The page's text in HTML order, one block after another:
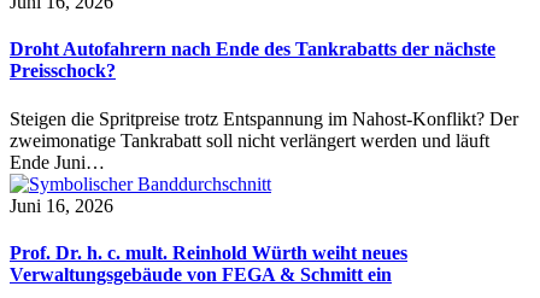
Droht Autofahrern nach Ende des Tankrabatts der nächste
Preisschock?
Steigen die Spritpreise trotz Entspannung im Nahost-Konflikt? Der
zweimonatige Tankrabatt soll nicht verlängert werden und läuft
Ende Juni…
Juni 16, 2026
Prof. Dr. h. c. mult. Reinhold Würth weiht neues
Verwaltungsgebäude von FEGA & Schmitt ein